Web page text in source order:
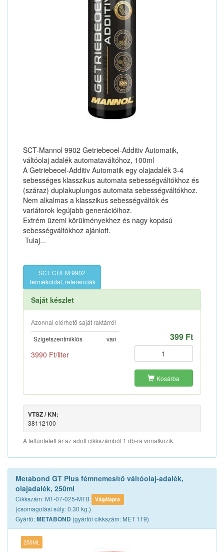
SCT-Mannol 9902 Getriebeoel-Additiv Automatik,
váltóolaj adalék automataváltóhoz, 100ml
A Getriebeoel-Additiv Automatik egy olajadalék 3-4
sebességes klasszikus automata sebességváltókhoz és
(száraz) duplakuplungos automata sebességváltókhoz.
Nem alkalmas a klasszikus sebességváltók és
variátorok legújabb generációihoz.
Extrém üzemi körülményekhez és nagy kopású
sebességváltókhoz ajánlott.
Tulaj...
SCT CHEM 9902
Termékoldal, referenciák
Saját készlet
Azonnal elérhető saját raktárról
Szigetszentmiklós
van
3990 Ft/liter
399 Ft
Kosárba
VTSZ / KN:
38112100
A feltüntetett ár az adott cikkszámból 1 db-ra vonatkozik.
Metabond GT Plus fémnemesítő váltóolaj-adalék,
olajadalék, 250ml
Cikkszám: M1-07-025-MTB Vágólapra
(csomagolási súly: 0.30 kg.)
Gyártó:METABOND (gyártói cikkszám: MET 119)
250ML